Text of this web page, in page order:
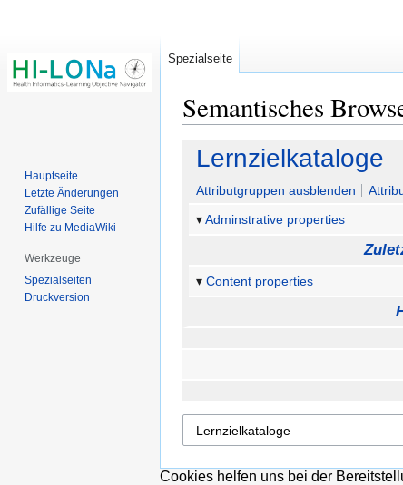
Semantisches
Zur
Navigation
springen
Zur
Suche
springen
Lernzielkataloge
Attributgruppen ausblenden
Adminstrative properties
Content properties
Cookies helfen uns bei der
Spezialseite
Hauptseite
Letzte Änderungen
Zufällige Seite
Hilfe zu MediaWiki
Werkzeuge
Spezialseiten
Druckversion